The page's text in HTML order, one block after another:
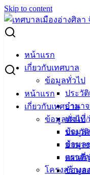
Skip to content
หน้าแรก
เกี่ยวกับเทศบาล
ข้อมูลทั่วไป
ประวั
อำนา
แผนที่/
ข้อมูล
ข้อมูล
ตราสั
โครงสร้างอ
หน้าแรก
เกี่ยวกับเทศบาล
ข้อมูลทั่วไป
ประวั
อำนา
แผนที่/
ข้อมูล
Search for:
Admin
ประชาสัม
จังหวัดชลบุรี ประจำปี
18 ก.ย. 2563 ประชาสัมพั